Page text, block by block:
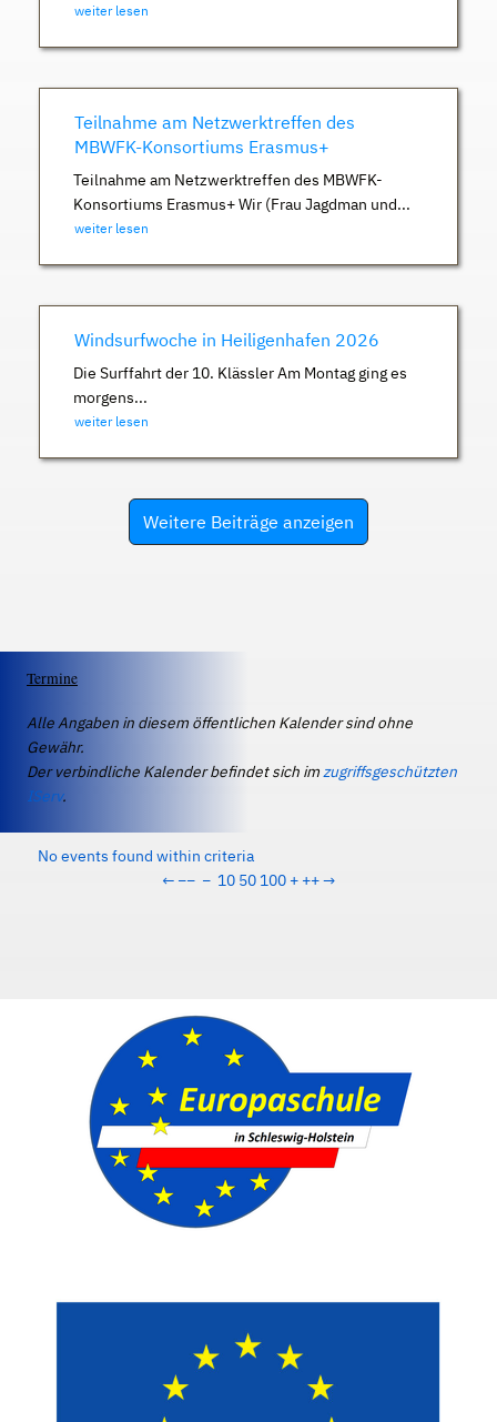
weiter lesen
Teilnahme am Netzwerktreffen des
MBWFK-Konsortiums Erasmus+
Teilnahme am Netzwerktreffen des MBWFK-
Konsortiums Erasmus+ Wir (Frau Jagdman und...
weiter lesen
Windsurfwoche in Heiligenhafen 2026
Die Surffahrt der 10. Klässler Am Montag ging es
morgens...
weiter lesen
Weitere Beiträge anzeigen
Termine
Alle Angaben in diesem öffentlichen Kalender sind ohne
Gewähr.
Der verbindliche Kalender befindet sich imzugriffsgeschützten
IServ.
No events found within criteria
← −− − 10 50 100 + ++→